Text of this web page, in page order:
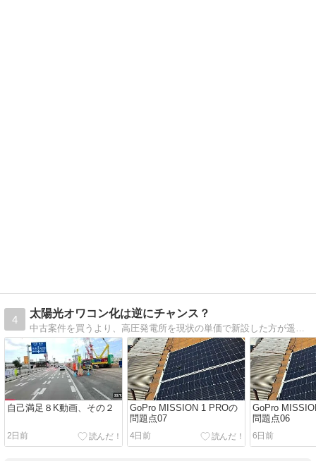
4
太陽光オワコン化は逆にチャンス？
自己満足８K動画、その２
2日前
GoPro MISSION 1 PROの
問題点07
4日前
GoPro
問題点06
6日前